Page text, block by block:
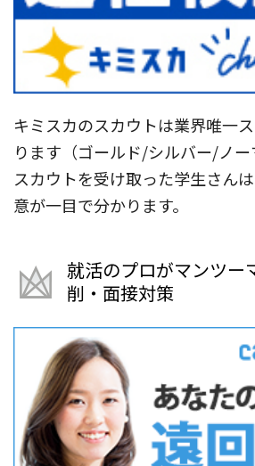
キミスカのスカウトは業界唯一
ります（ゴールド/シルバー/ノー
スカウトを受け取った学生さん
意が一目で分かります。
就活のプロがマンツー
削・面接対策